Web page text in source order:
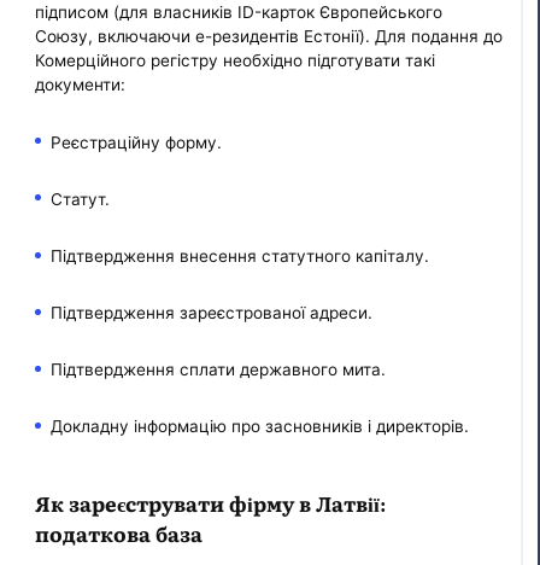
підписом (для власників ID-карток Європейського
Союзу, включаючи е-резидентів Естонії). Для подання до
Комерційного регістру необхідно підготувати такі
документи:
Реєстраційну форму.
Статут.
Підтвердження внесення статутного капіталу.
Підтвердження зареєстрованої адреси.
Підтвердження сплати державного мита.
Докладну інформацію про засновників і директорів.
Як зареєструвати фірму в Латвії:
податкова база